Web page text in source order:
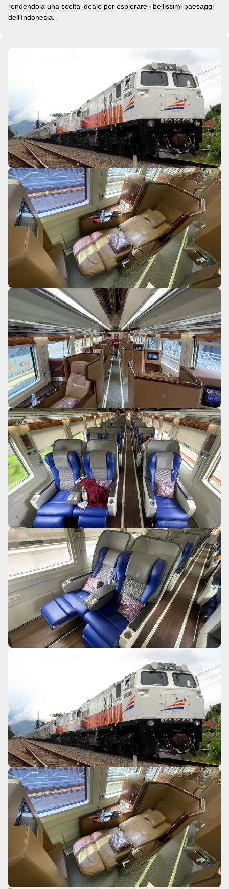
rendendola una scelta ideale per esplorare i bellissimi paesaggi
dell'Indonesia.